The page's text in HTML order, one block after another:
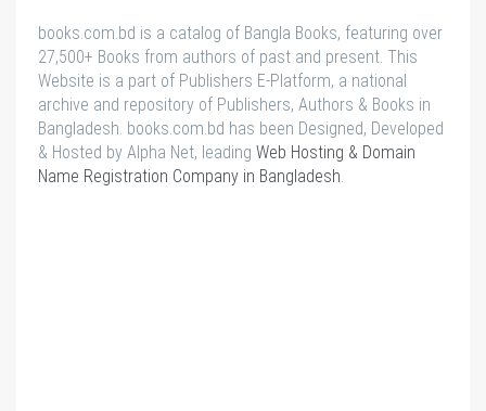
books.com.bd is a catalog of Bangla Books, featuring over
27,500+ Books from authors of past and present. This
Website is a part of Publishers E-Platform, a national
archive and repository of Publishers, Authors & Books in
Bangladesh. books.com.bd has been Designed, Developed
& Hosted by Alpha Net, leading Web Hosting & Domain
Name Registration Company in Bangladesh.